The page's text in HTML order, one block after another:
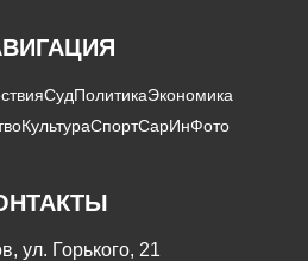
СудПолитикаЭкономика
КультураСпортСарИнФото
ул. Горького, 21